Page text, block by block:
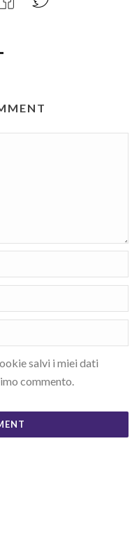
salvi i miei dati
commento.